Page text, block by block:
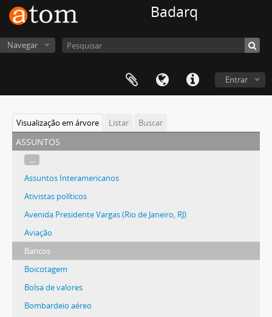
Badarq
Navegar
Entrar
Visualização em árvore Listar Buscar
assuntos
...
Assuntos Interamericanos
Ativistas políticos
Avenida Presidente Vargas (Rio de Janeiro, RJ)
Aviação
Bancos
Boicotagem
Bolsa de valores
Bombardeio aéreo